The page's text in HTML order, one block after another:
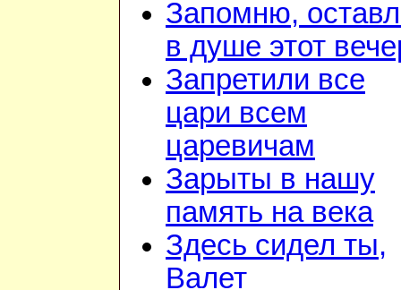
Запомню,
в душе этот
Запретили все
цари всем
царевичам
Зарыты в нашу
память на века
Здесь сидел ты,
Валет